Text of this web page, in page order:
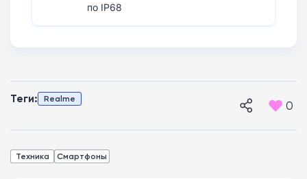
по IP68
Теги: Realme 0
Техника Смартфоны